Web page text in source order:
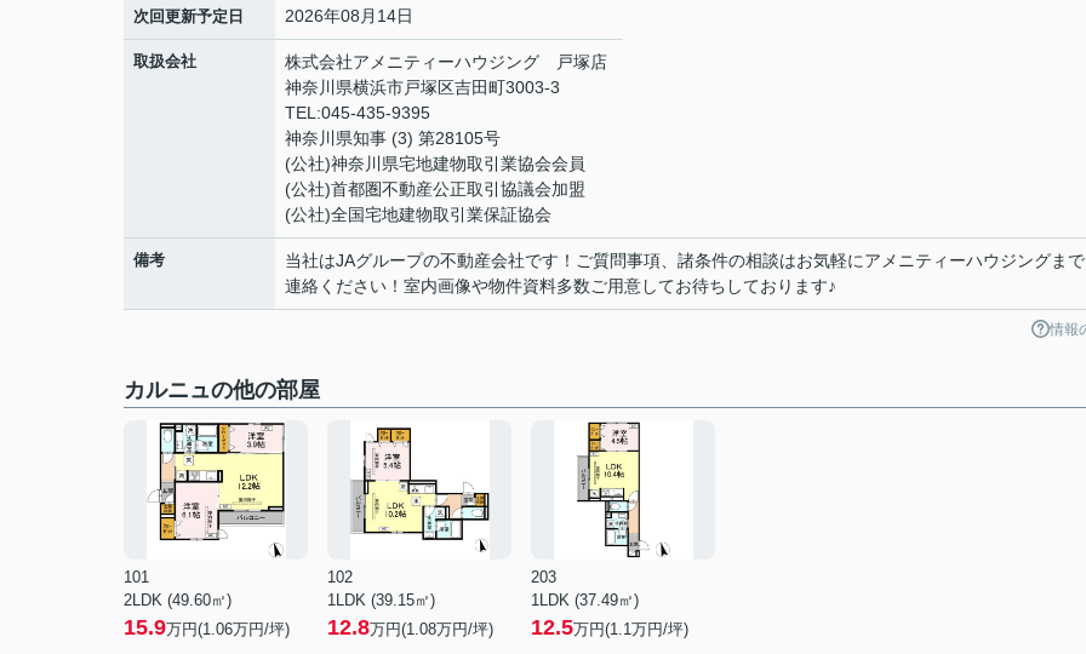
次回更新予定日 2026年08月14日
取扱会社
株式会社アメニティーハウジング 戸塚店
神奈川県横浜市戸塚区吉田町3003-3
TEL:045-435-9395
神奈川県知事 (3) 第28105号
(公社)神奈川県宅地建物取引業協会会員
(公社)首都圏不動産公正取引協議会加盟
(公社)全国宅地建物取引業保証協会
備考
当社はJAグループの不動産会社です！ご質問事項、諸条件の相談はお気軽にアメニティーハウジングま
連絡ください！室内画像や物件資料多数ご用意してお待ちしております♪
情報
カルニュの他の部屋
101
2LDK (49.60㎡)
15.9万円(1.06万円/坪)
102
1LDK (39.15㎡)
12.8万円(1.08万円/坪)
203
1LDK (37.49㎡)
12.5万円(1.1万円/坪)